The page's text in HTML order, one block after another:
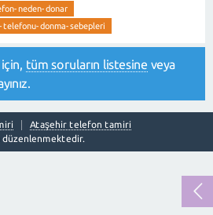
neden-donar
telefonu-donma-sebepleri
tüm soruların listesine veya
Ataşehir telefon tamiri
düzenlenmektedir.